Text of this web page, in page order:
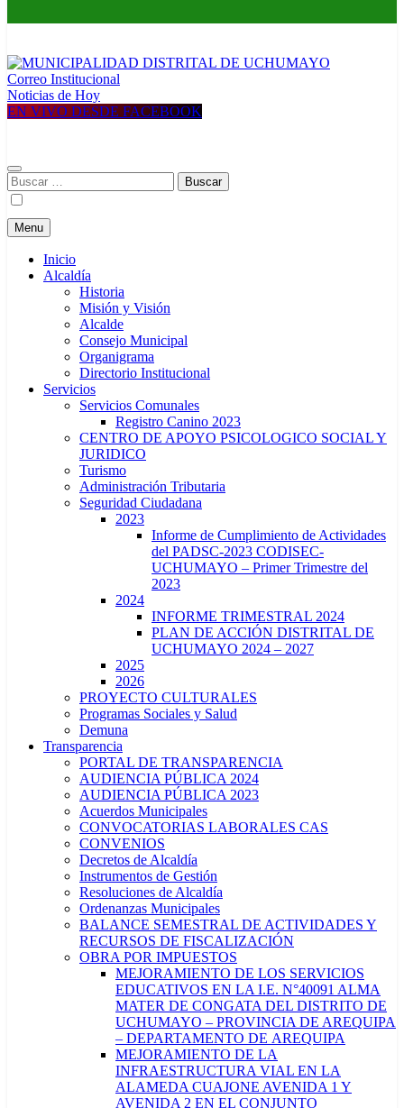
MUNICIPALIDAD DISTRITAL DE UCHUMAYO
Construyendo una nueva Historia
Correo Institucional
Noticias de Hoy
EN VIVO DESDE FACEBOOK
Buscar:
Menu
Inicio
Alcaldía
Historia
Misión y Visión
Alcalde
Consejo Municipal
Organigrama
Directorio Institucional
Servicios
Servicios Comunales
Registro Canino 2023
CENTRO DE APOYO PSICOLOGICO SOCIAL Y
JURIDICO
Turismo
Administración Tributaria
Seguridad Ciudadana
2023
Informe de Cumplimiento de Actividades
del PADSC-2023 CODISEC-
UCHUMAYO – Primer Trimestre del
2023
2024
INFORME TRIMESTRAL 2024
PLAN DE ACCIÓN DISTRITAL DE
UCHUMAYO 2024 – 2027
2025
2026
PROYECTO CULTURALES
Programas Sociales y Salud
Demuna
Transparencia
PORTAL DE TRANSPARENCIA
AUDIENCIA PÚBLICA 2024
AUDIENCIA PÚBLICA 2023
Acuerdos Municipales
CONVOCATORIAS LABORALES CAS
CONVENIOS
Decretos de Alcaldía
Instrumentos de Gestión
Resoluciones de Alcaldía
Ordenanzas Municipales
BALANCE SEMESTRAL DE ACTIVIDADES Y
RECURSOS DE FISCALIZACIÓN
OBRA POR IMPUESTOS
MEJORAMIENTO DE LOS SERVICIOS
EDUCATIVOS EN LA I.E. N°40091 ALMA
MATER DE CONGATA DEL DISTRITO DE
UCHUMAYO – PROVINCIA DE AREQUIPA
– DEPARTAMENTO DE AREQUIPA
MEJORAMIENTO DE LA
INFRAESTRUCTURA VIAL EN LA
ALAMEDA CUAJONE AVENIDA 1 Y
AVENIDA 2 EN EL CONJUNTO